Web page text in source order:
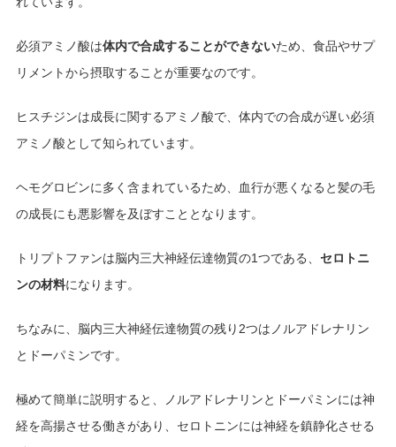
必須アミノ酸は体内で合成することができないため、食品やサプ
リメントから摂取することが重要なのです。
ヒスチジンは成長に関するアミノ酸で、体内での合成が遅い必須
アミノ酸として知られています。
ヘモグロビンに多く含まれているため、血行が悪くなると髪の毛
の成長にも悪影響を及ぼすこととなります。
トリプトファンは脳内三大神経伝達物質の1つである、 セロトニ
ンの材料になります。
ちなみに、脳内三大神経伝達物質の残り2つはノルアドレナリン
とドーパミンです。
極めて簡単に説明すると、ノルアドレナリンとドーパミンには神
経を高揚させる働きがあり、セロトニンには神経を鎮静化させる